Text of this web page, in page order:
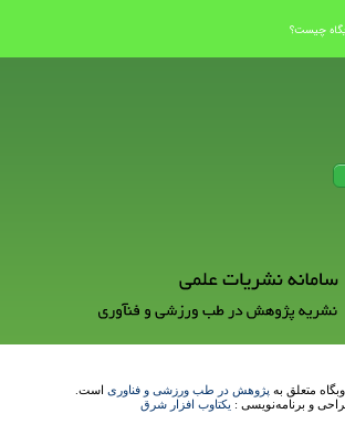
چیست؟
متعلق به پژوهش در طب ورزشی و فناوریاست.
و برنامه‌نویسی : یکتاوب افزار شرق